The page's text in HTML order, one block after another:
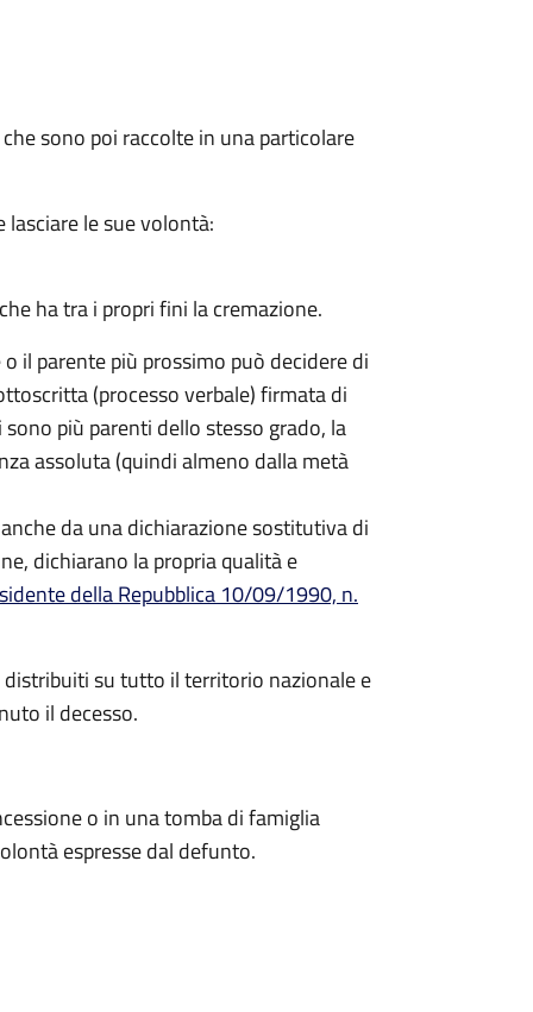
sono poi raccolte in una particolare
lasciare le sue volontà:
ha tra i propri fini la cremazione.
il parente più prossimo può decidere di
(processo verbale) firmata di
più parenti dello stesso grado, la
assoluta (quindi almeno dalla metà
da una dichiarazione sostitutiva di
dichiarano la propria qualità e
della Repubblica 10/09/1990, n.
su tutto il territorio nazionale e
il decesso.
o in una tomba di famiglia
espresse dal defunto.